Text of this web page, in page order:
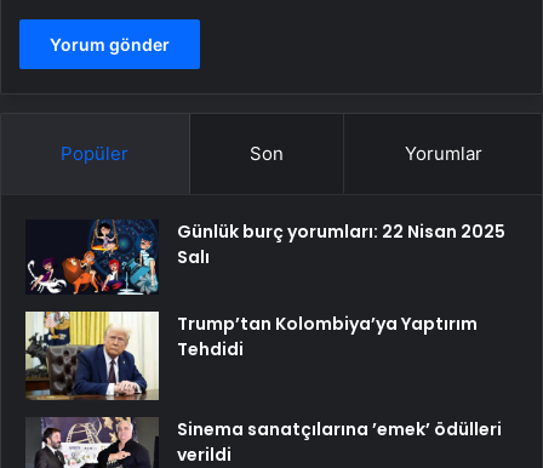
Popüler Son Yorumlar
Günlük burç yorumları: 22 Nisan 2025
Salı
Trump’tan Kolombiya’ya Yaptırım
Tehdidi
Sinema sanatçılarına ’emek’ ödülleri
verildi